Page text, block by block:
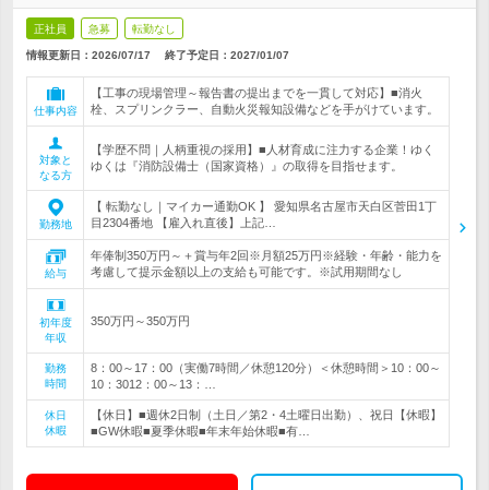
正社員 急募 転勤なし
情報更新日：2026/07/17 終了予定日： 2027/01/07
仕事内容
【工事の現場管理～報告書の提出までを一貫して対応】■消火
栓、スプリンクラー、自動火災報知設備などを手がけています。
対象と
なる方
【学歴不問｜人柄重視の採用】■人材育成に注力する企業！ゆく
ゆくは『消防設備士（国家資格）』の取得を目指せます。
勤務地
【 転勤なし｜マイカー通勤OK 】 愛知県名古屋市天白区菅田1丁
目2304番地 【雇入れ直後】上記…
給与
年俸制350万円～＋賞与年2回※月額25万円※経験・年齢・能力を
考慮して提示金額以上の支給も可能です。※試用期間なし
初年度
年収
350万円～350万円
勤務
時間
8：00～17：00（実働7時間／休憩120分）＜休憩時間＞10：00～
10：3012：00～13：…
休日
休暇
【休日】■週休2日制（土日／第2・4土曜日出勤）、祝日【休暇】
■GW休暇■夏季休暇■年末年始休暇■有…